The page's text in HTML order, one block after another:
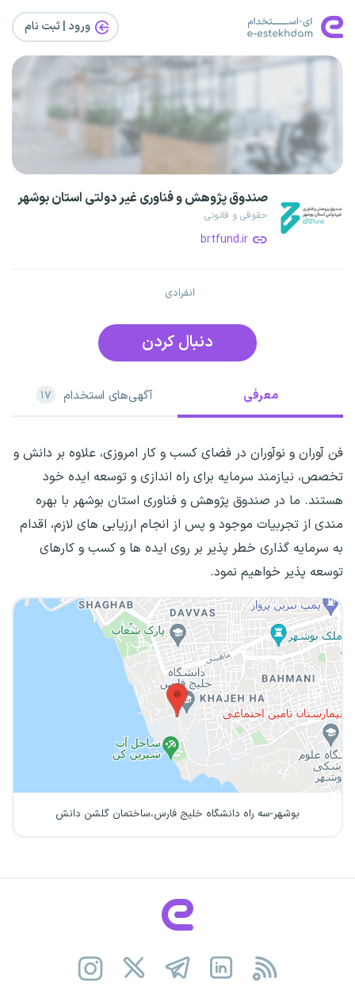
ورود | ثبت‌ نام
صندوق پژوهش و فناوری غیر دولتی استان بوشهر
حقوقی و قانونی
brtfund.ir
انفرادی
دنبال کردن
معرفی آگهی‌های استخدام ۱۷
فن آوران و نوآوران در فضای کسب و کار امروزی، علاوه بر دانش و
تخصص، نیازمند سرمایه برای راه اندازی و توسعه ایده خود
هستند. ما در صندوق پژوهش و فناوری استان بوشهر با بهره
مندی از تجربیات موجود و پس از انجام ارزیابی های لازم، اقدام
به سرمایه گذاری خطر پذیر بر روی ایده ها و کسب و کارهای
توسعه پذیر خواهیم نمود.
بوشهر-سه راه دانشگاه خلیج فارس،ساختمان گلشن دانش